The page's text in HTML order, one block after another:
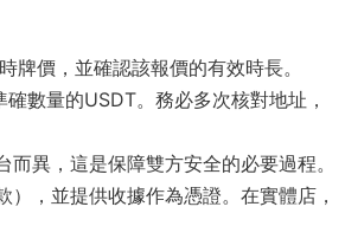
價，並確認該報價的有效時長。
數量的USDT。務必多次核對地址，
異，這是保障雙方安全的必要過程。
，並提供收據作為憑證。在實體店，